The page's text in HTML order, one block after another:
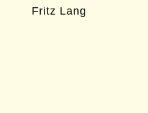
Fritz Lang